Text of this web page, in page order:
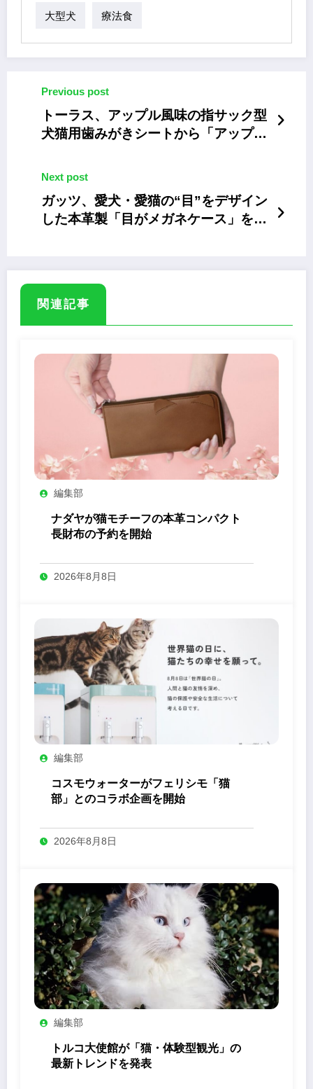
大型犬 療法食
Previous post
トーラス、アップル風味の指サック型
犬猫用歯みがきシートから「アップル
Next post
ガッツ、愛犬・愛猫の“目”をデザイン
した本革製「目がメガネケース」を発
関連記事
編集部
ナダヤが猫モチーフの本革コンパクト
長財布の予約を開始
2026年8月8日
編集部
コスモウォーターがフェリシモ「猫
部」とのコラボ企画を開始
2026年8月8日
編集部
トルコ大使館が「猫・体験型観光」の
最新トレンドを発表